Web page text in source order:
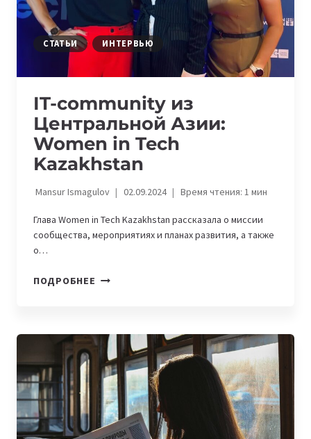
СТАТЬИ ИНТЕРВЬЮ
IT-community из
Центральной Азии:
Women in Tech
Kazakhstan
Mansur Ismagulov 02.09.2024 Время чтения: 1мин
Глава Women in Tech Kazakhstan рассказала о миссии
сообщества, мероприятиях и планах развития, а также
о…
ПОДРОБНЕЕ IT-
АЗИИ:
WOMEN
IN
TECH
KAZAKHSTAN